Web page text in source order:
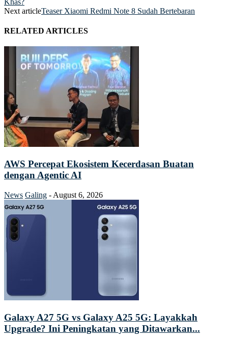
Next articleTeaser Xiaomi Redmi Note 8 Sudah Bertebaran
RELATED ARTICLES
AWS Percepat Ekosistem Kecerdasan Buatan
dengan Agentic AI
News Galing - August 6, 2026
Galaxy A27 5G vs Galaxy A25 5G: Layakkah
Upgrade? Ini Peningkatan yang Ditawarkan...